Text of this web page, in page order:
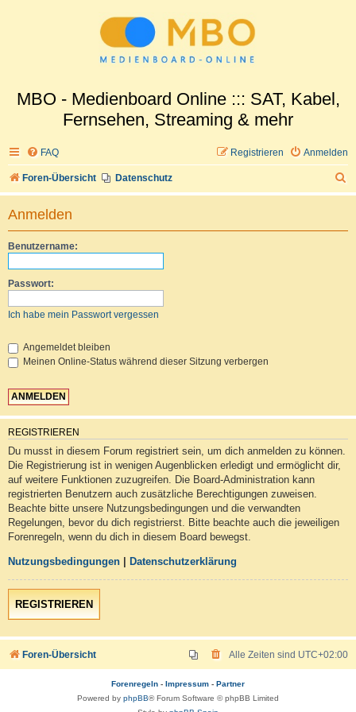
MBO - Medienboard Online ::: SAT, Kabel,
Fernsehen, Streaming & mehr
FAQ Anmelden
Registrieren
Foren-Übersicht Datenschutz
u
Anmelden
Benutzername:
Passwort:
Ich habe mein Passwort vergessen
Angemeldet bleiben
Meinen Online-Status während dieser Sitzung verbergen
REGISTRIEREN
Du musst in diesem Forum registriert sein, um dich anmelden zu können.
Die Registrierung ist in wenigen Augenblicken erledigt und ermöglicht dir,
auf weitere Funktionen zuzugreifen. Die Board-Administration kann
registrierten Benutzern auch zusätzliche Berechtigungen zuweisen.
Beachte bitte unsere Nutzungsbedingungen und die verwandten
Regelungen, bevor du dich registrierst. Bitte beachte auch die jeweiligen
Forenregeln, wenn du dich in diesem Board bewegst.
Nutzungsbedingungen Datenschutzerklärung
REGISTRIEREN
Foren-Übersicht Alle Zeiten sind UTC+02:00
Forenregeln - Impressum - Partner
Powered by phpBB® Forum Software © phpBB Limited